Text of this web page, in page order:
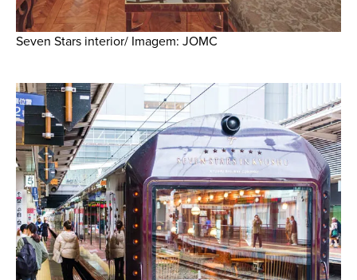
Seven Stars interior/ Imagem: JOMC